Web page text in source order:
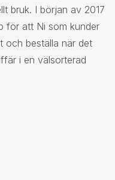
bruk. I början av 2017
för att Ni som kunder
och beställa när det
i en välsorterad